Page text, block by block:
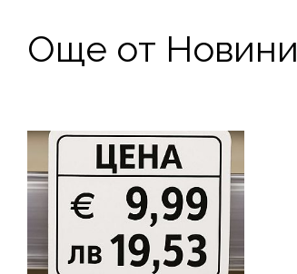
Още от Новини